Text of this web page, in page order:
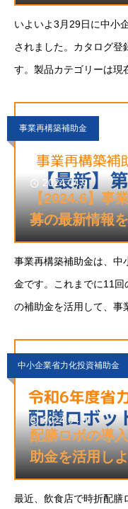
いよいよ3月29日に中小
されました。カタログ登
す。製品カテゴリーは現
開示された省力化投資補
事業再構築補助金
2024.04.9
【2024.6】事
募の最新情報
事業再構築補助金は、中
金です。これまでに11回
の補助金を活用して、事
再構築補助金とは事業再
中小企業省力化投資補助金
2024.04.9
配膳ロボの導
助金を活用し
最近、飲食店で時折配膳